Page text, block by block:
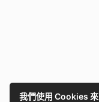
我們使用 Cookies